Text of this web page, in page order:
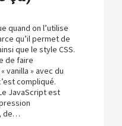
quand on l’utilise
qu’il permet de
que le style CSS.
de faire
vanilla » avec du
compliqué.
JavaScript est
de…